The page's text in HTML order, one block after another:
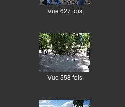
Vue 627 fois
Vue 558 fois